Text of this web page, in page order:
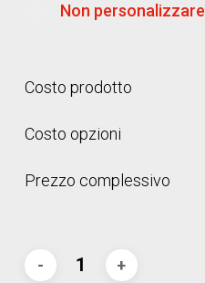
Non personalizzare
Costo prodotto
Costo opzioni
Prezzo complessivo